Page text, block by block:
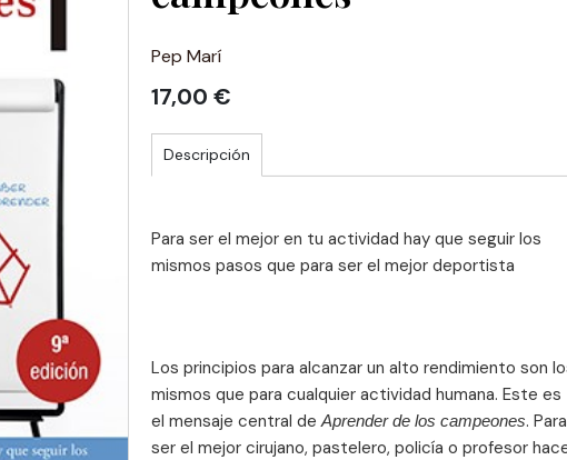
Pep Marí
17,00 €
Descripción
Para ser el mejor en tu actividad hay que seguir los
mismos pasos que para ser el mejor deportista
Los principios para alcanzar un alto rendimiento son
mismos que para cualquier actividad humana. Este es
el mensaje central deAprender de los campeones. Para
ser el mejor cirujano, pastelero, policía o profesor